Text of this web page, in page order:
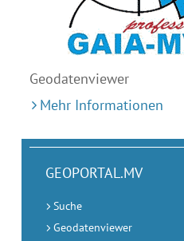
Geodatenviewer
Mehr Informationen
GEOPORTAL.MV
Suche
Geodatenviewer